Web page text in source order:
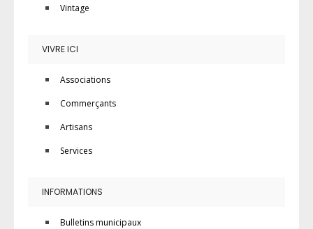
Vintage
VIVRE ICI
Associations
Commerçants
Artisans
Services
INFORMATIONS
Bulletins municipaux